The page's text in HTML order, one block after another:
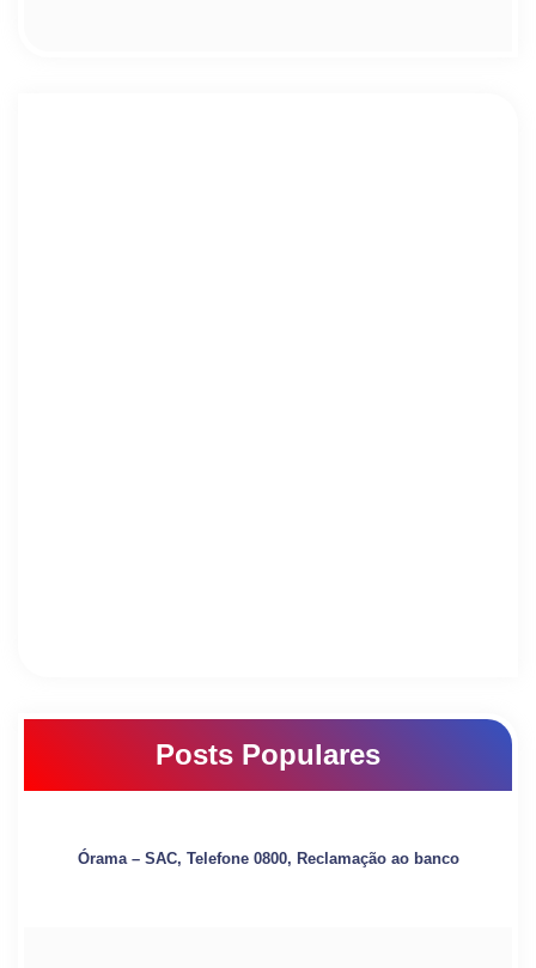
Posts Populares
Órama – SAC, Telefone 0800, Reclamação ao banco